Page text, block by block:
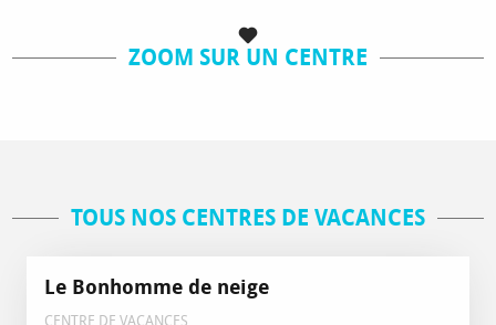
ZOOM SUR UN CENTRE
TOUS NOS CENTRES DE VACANCES
Le Bonhomme de neige
CENTRE DE VACANCES